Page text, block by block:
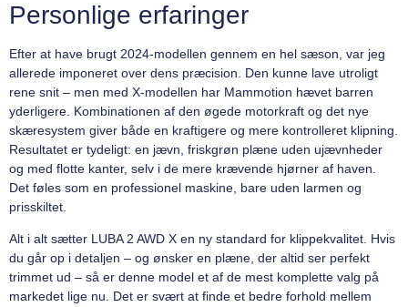
Personlige erfaringer
Efter at have brugt 2024-modellen gennem en hel sæson, var jeg
allerede imponeret over dens præcision. Den kunne lave utroligt
rene snit – men med X-modellen har Mammotion hævet barren
yderligere. Kombinationen af den øgede motorkraft og det nye
skæresystem giver både en kraftigere og mere kontrolleret klipning.
Resultatet er tydeligt: en jævn, friskgrøn plæne uden ujævnheder
og med flotte kanter, selv i de mere krævende hjørner af haven.
Det føles som en professionel maskine, bare uden larmen og
prisskiltet.
Alt i alt sætter LUBA 2 AWD X en ny standard for klippekvalitet. Hvis
du går op i detaljen – og ønsker en plæne, der altid ser perfekt
trimmet ud – så er denne model et af de mest komplette valg på
markedet lige nu. Det er svært at finde et bedre forhold mellem